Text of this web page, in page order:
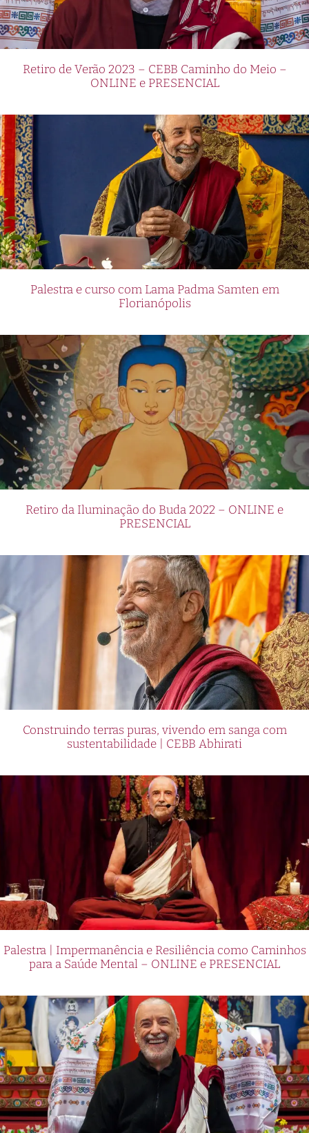
Retiro de Verão 2023 – CEBB Caminho do Meio –
ONLINE e PRESENCIAL
Palestra e curso com Lama Padma Samten em
Florianópolis
Retiro da Iluminação do Buda 2022 – ONLINE e
PRESENCIAL
Construindo terras puras, vivendo em sanga com
sustentabilidade | CEBB Abhirati
Palestra | Impermanência e Resiliência como Caminhos
para a Saúde Mental – ONLINE e PRESENCIAL